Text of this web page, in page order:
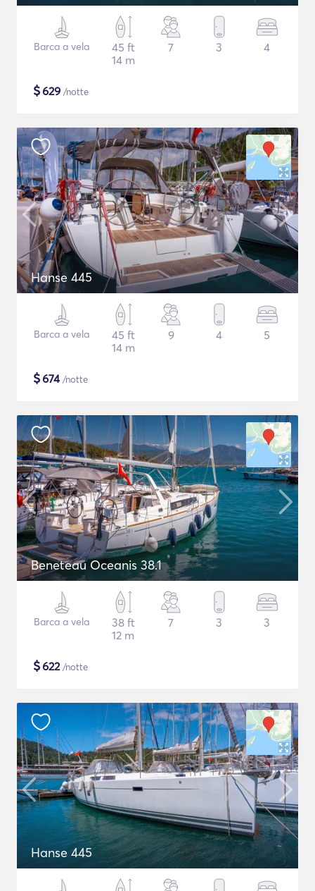
Barca a vela
45 ft
14 m
7 3 4
$629 /notte
Hanse 445
Barca a vela
45 ft
14 m
9 4 5
$674/notte
Beneteau Oceanis 38.1
Barca a vela
38 ft
12 m
7 3 3
$622/notte
Hanse 445